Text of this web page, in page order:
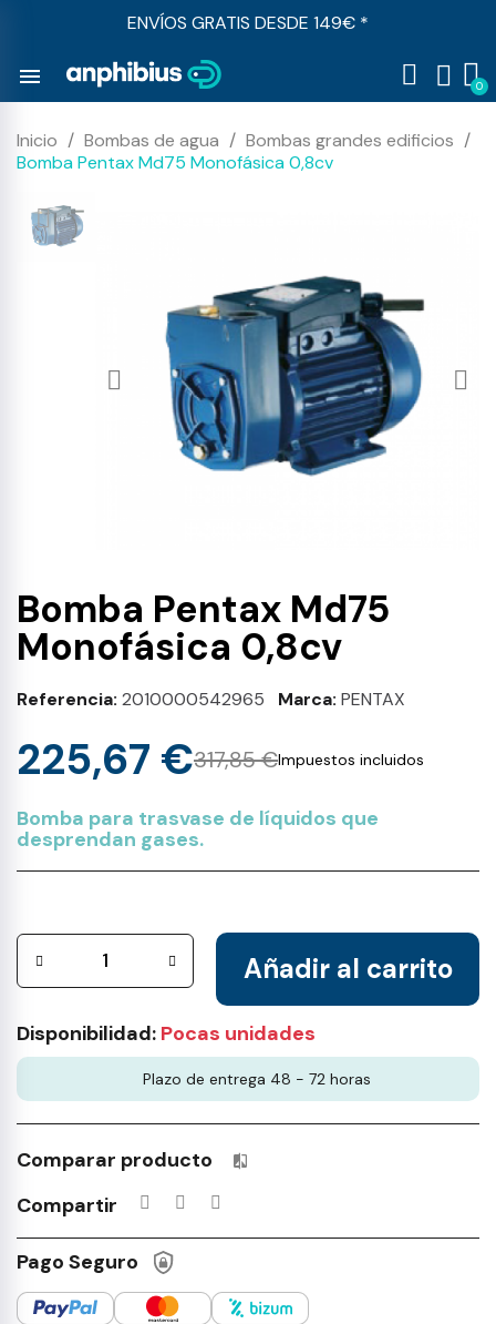
ENVÍOS GRATIS DESDE 149€ *
menu
Inicio Bombas de agua
Bombas grandes edificios
Bomba Pentax Md75 Monofásica 0,8cv
Bomba Pentax Md75
Monofásica 0,8cv
Referencia 2010000542965 Marca PENTAX
317,85 €
225,67 € Impuestos incluidos
Bomba para trasvase de líquidos que
desprendan gases.
Añadir al carrito
Disponibilidad: Pocas unidades
Plazo de entrega 48 - 72 horas
Comparar producto Productos incluidos en tu lista
Compartir
Pago Seguro